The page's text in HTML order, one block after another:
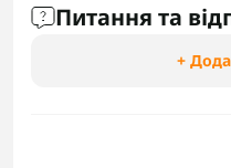
Питання та
+